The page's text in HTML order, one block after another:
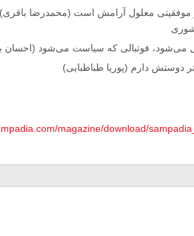
معلول آرامش است (محمدرضا باقری)
می‌شود، فوتبالی که سیاست می‌شود (احسان
دوستش دارم (پوریا طباطبایی)
magazine/download/